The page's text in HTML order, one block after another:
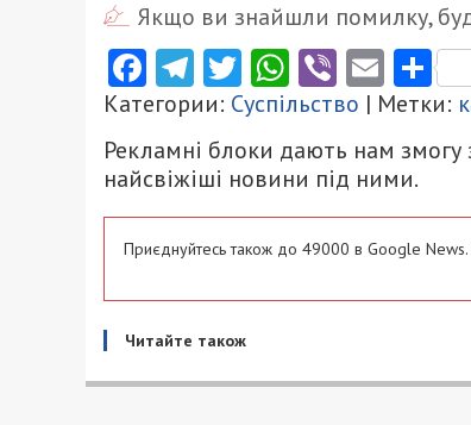
Якщо ви знайшли помилку,
Facebook
Telegram
Twitter
WhatsApp
ViberEmail
Категории: Суспільство | Метки:
Рекламні блоки дають нам
найсвіжіші новини під ними.
Приєднуйтесь також до 49000 в Google News.
Читайте також